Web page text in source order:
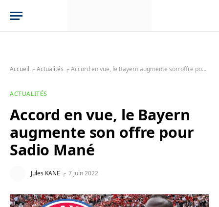
Accueil ┌Actualités ┌Accord en vue, le Bayern augmente son offre pour Sadio Mané
ACTUALITÉS
Accord en vue, le Bayern
augmente son offre pour
Sadio Mané
Jules KANE 7 juin 2022